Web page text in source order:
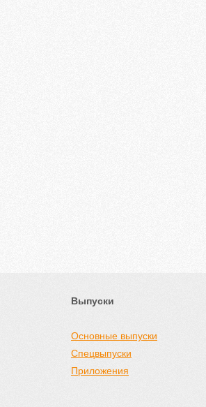
Выпуски
Основные выпуски
Спецвыпуски
Приложения